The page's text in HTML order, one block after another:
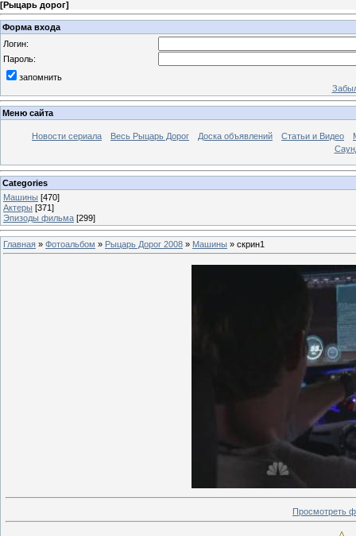
[Рыцарь дорог]
Форма входа
Логин:
Пароль:
запомнить
Меню сайта
Новости сериала Весь Рыцарь Дорог Доска объявлений Статьи и Видео
Categories
Машины [470]
Актеры [371]
Эпизоды фильма [299]
Главная » Фотоальбом » Рыцарь Дорог 2008 » Машины » скрин1
Просмотреть